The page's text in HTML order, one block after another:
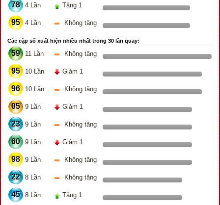
78 4 Lần Tăng 1
95 4 Lần Không tăng
Các cặp số xuất hiện nhiều nhất trong 30 lần quay:
59 11 Lần Không tăng
95 10 Lần Giảm 1
96 10 Lần Không tăng
05 9 Lần Giảm 1
23 9 Lần Không tăng
60 9 Lần Giảm 1
98 9 Lần Không tăng
22 8 Lần Không tăng
45 8 Lần Tăng 1